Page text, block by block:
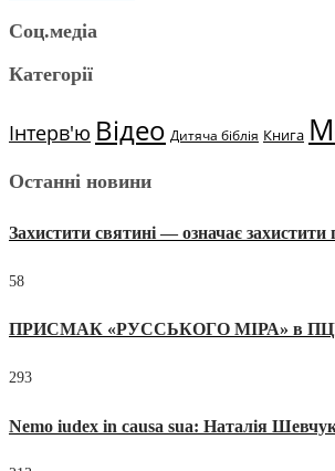
Соц.медіа
Категорії
Інтерв'ю Відео Дитяча біблія Книга
Останні новини
Захистити святині — означає
58
ПРИСМАК «РУССЬКОГО МІРА» в ПЦУ:
293
Nemo iudex in causa sua: Наталія